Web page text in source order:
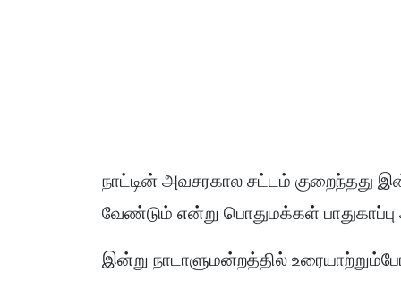
நாட்டின் அவசரகால சட்டம் குறைந்தது
வேண்டும் என்று பொதுமக்கள்
இன்று நாடாளுமன்றத்தில்